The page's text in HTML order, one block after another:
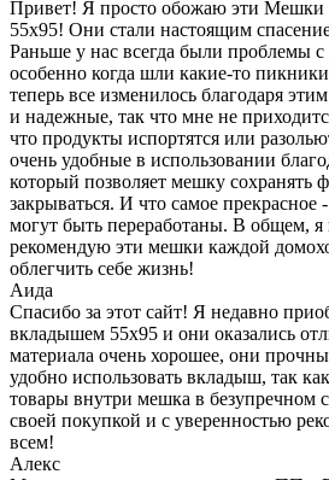
Привет! Я просто обожаю эти
55x95! Они стали настоящим
Раньше у нас всегда были проблемы с
особенно когда шли какие-то
теперь все изменилось благодаря
и надежные, так что мне не
что продукты испортятся или
очень удобные в использовании
который позволяет мешку сохранять
закрываться. И что самое
могут быть переработаны. В общем, я
рекомендую эти мешки каждой
облегчить себе жизнь!
Аида
Спасибо за этот сайт! Я недавно
вкладышем 55x95 и они оказались
материала очень хорошее, они
удобно использовать вкладыш, так
товары внутри мешка в безупречном
своей покупкой и с уверенностью
всем!
Алекс